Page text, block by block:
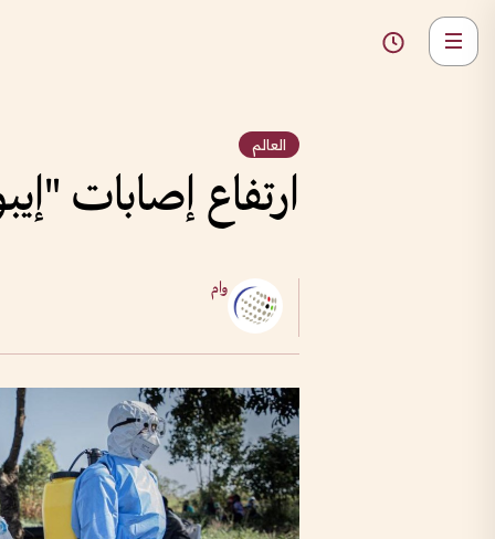
العالم
ارتفاع إصابات "إيبولا"
وام